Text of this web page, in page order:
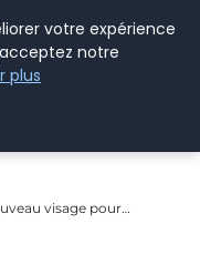
visage pour…
votre expérience
notre
plus